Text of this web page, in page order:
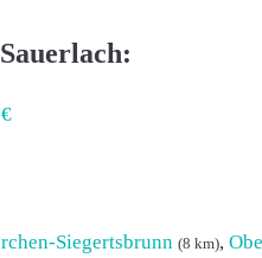
Siegertsbrunn (8 km),